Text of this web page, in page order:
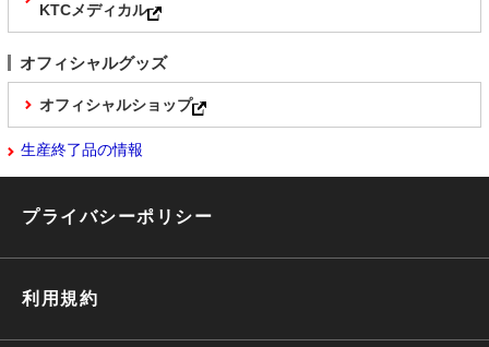
KTCメディカル
オフィシャルグッズ
オフィシャルショップ
生産終了品の情報
プライバシーポリシー
利用規約